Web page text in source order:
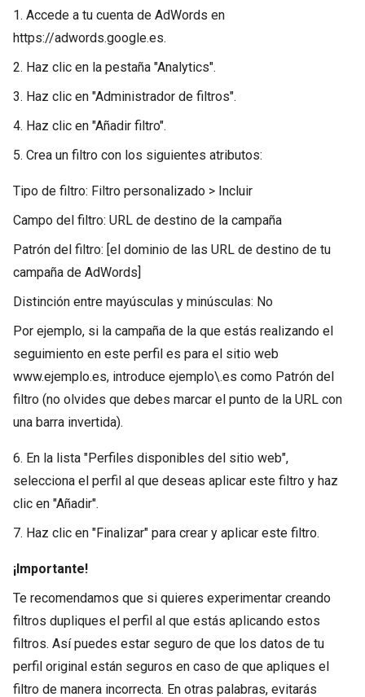
1. Accede a tu cuenta de AdWords en
https://adwords.google.es.
2. Haz clic en la pestaña "Analytics".
3. Haz clic en "Administrador de filtros".
4. Haz clic en "Añadir filtro".
5. Crea un filtro con los siguientes atributos:
Tipo de filtro: Filtro personalizado > Incluir
Campo del filtro: URL de destino de la campaña
Patrón del filtro: [el dominio de las URL de destino de tu
campaña de AdWords]
Distinción entre mayúsculas y minúsculas: No
Por ejemplo, si la campaña de la que estás realizando el
seguimiento en este perfil es para el sitio web
www.ejemplo.es, introduce ejemplo\.es como Patrón del
filtro (no olvides que debes marcar el punto de la URL con
una barra invertida).
6. En la lista "Perfiles disponibles del sitio web",
selecciona el perfil al que deseas aplicar este filtro y haz
clic en "Añadir".
7. Haz clic en "Finalizar" para crear y aplicar este filtro.
¡Importante!
Te recomendamos que si quieres experimentar creando
filtros dupliques el perfil al que estás aplicando estos
filtros. Así puedes estar seguro de que los datos de tu
perfil original están seguros en caso de que apliques el
filtro de manera incorrecta. En otras palabras, evitarás